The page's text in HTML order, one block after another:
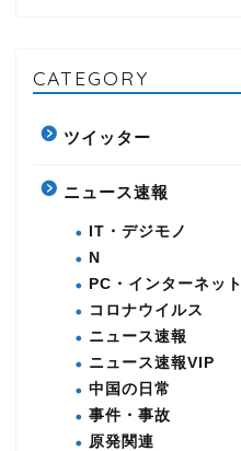
CATEGORY
ツイッター
ニュース速報
IT・デジモノ
N
PC・インターネット
コロナウイルス
ニュース速報
ニュース速報VIP
中国の日常
事件・事故
原発関連